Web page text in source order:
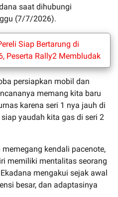
saat dihubungi
(7/7/2026).
Siap Bertarung di
Peserta Rally2 Membludak
persiapkan mobil dan
memang kita baru
karena seri 1 nya jauh di
yaudah kita gas di seri 2
kendali pacenote,
memiliki mentalitas seorang
mengakui sejak awal
besar, dan adaptasinya